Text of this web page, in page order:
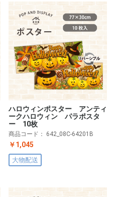
ハロウィンポスター アンティ
ークハロウィン パラポスタ
ー 10枚
商品コード： 642_08C-64201B
￥1,045
大物配送